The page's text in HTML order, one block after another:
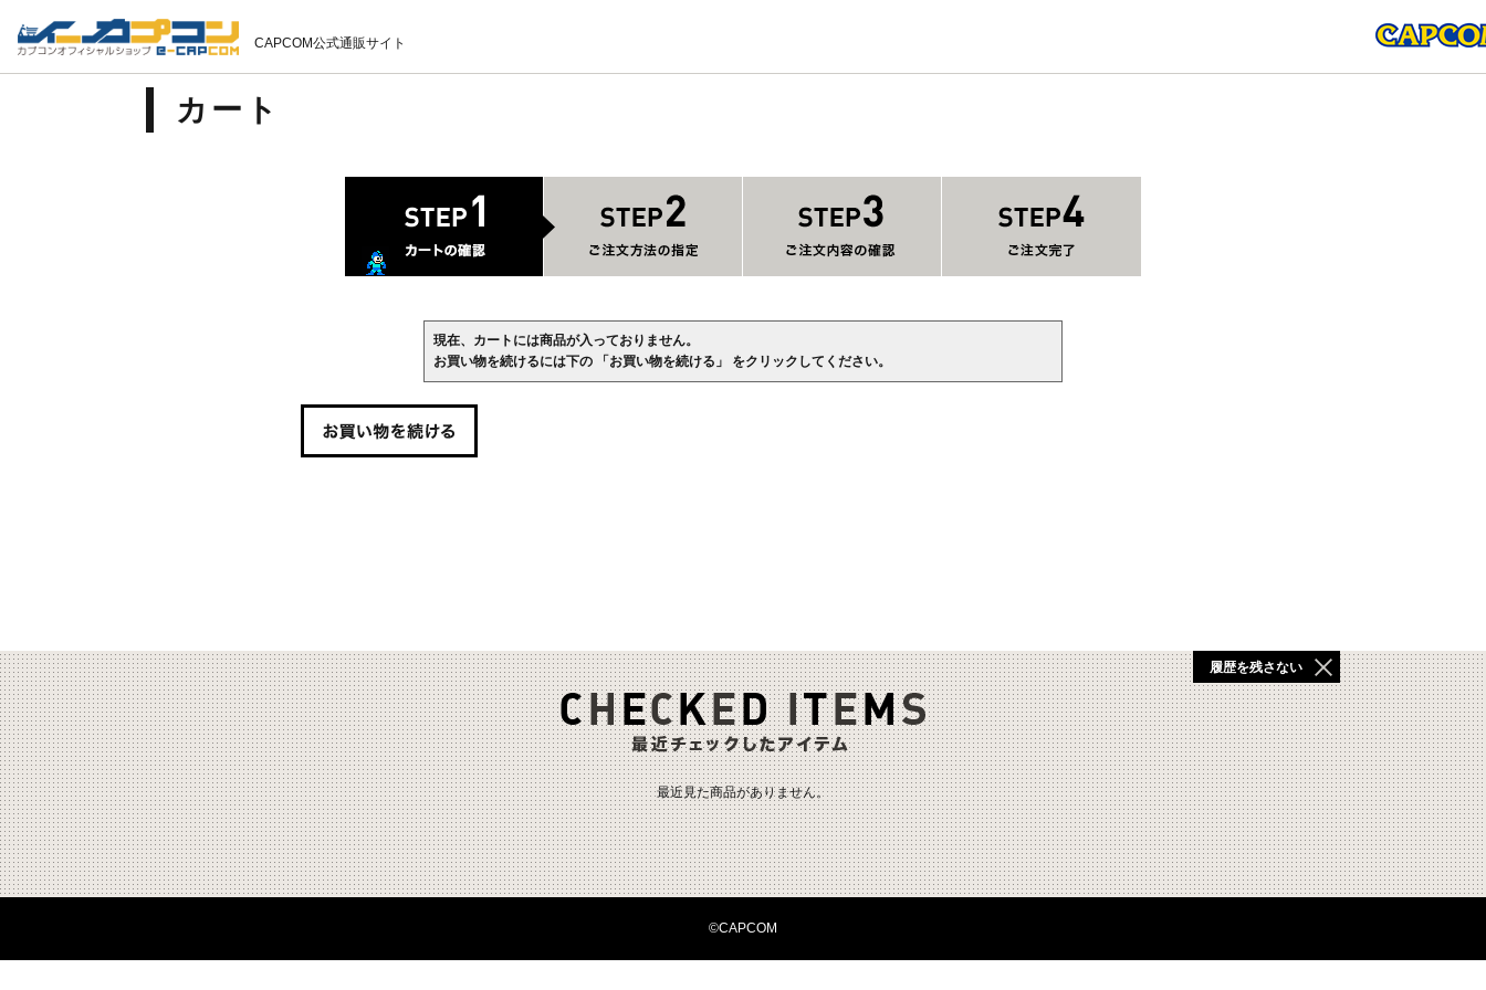
CAPCOM公式通販サイト
カート
現在、カートには商品が入っておりません。
お買い物を続けるには下の 「お買い物を続ける」 をクリックしてください。
最近見た商品がありません。
履歴を残さない
©CAPCOM